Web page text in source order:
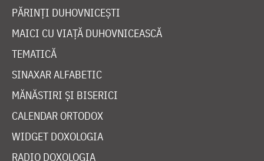
PĂRINȚI DUHOVNICEȘTI
MAICI CU VIAȚĂ DUHOVNICEASCĂ
TEMATICĂ
SINAXAR ALFABETIC
MĂNĂSTIRI ȘI BISERICI
CALENDAR ORTODOX
WIDGET DOXOLOGIA
RADIO DOXOLOGIA